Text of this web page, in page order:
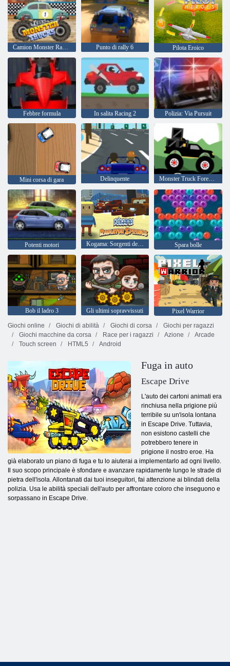
Camion Monster Racing Punto di rally 6 Pilota Eroico
Febbre formula In salita Racing 2 Polizia: Via Pursuit
Mini corsa di gara Delinquente Monster Truck Forest-consegna
Potenti motori Kogama: Sorgenti del radiatore Spara bolle
Bob il ladro 3 Gli ultimi sopravvissuti
Pixel Warrior
Giochi online
Giochi di abilità Giochi di corsa
Giochi per ragazzi
Giochi macchine da corsa
Race per i ragazzi Azione
Arcade
Touch screen
HTML5 Android
Fuga in auto
Escape Drive
L'auto dei cartoni animati era
rinchiusa nella prigione più
terribile su un'isola lontana
in Escape Drive. Tuttavia,
non esistono castelli che
potrebbero tenere in
prigione il nostro eroe. Ha
già elaborato un piano di fuga e tu lo aiuterai a implementarlo ad ogni livello.
Il suo scopo principale è sfondare e avanzare rapidamente lungo le strade di
pietra dell'isola. Allontanati dai tuoi inseguitori, fai attenzione ai blindati della
polizia. Usa le abilità speciali dell'auto per affrontare coloro che inseguono e
sorpassano in Escape Drive.